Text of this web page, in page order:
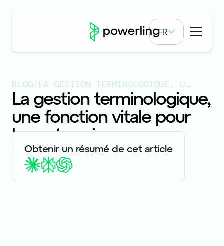
FR
BLOG/ LA GESTION TERMINOLOGIQUE, UNE FONCTION VITALE POUR LES ENTREPRISES INTERNATIONALES
La gestion terminologique,
une fonction vitale pour
les entreprises
internationales
ARTICLES & BLOGS Publié le12.7.24
Obtenir un résumé de cet article